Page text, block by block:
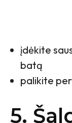
įdėkite
batą
palikite
5.